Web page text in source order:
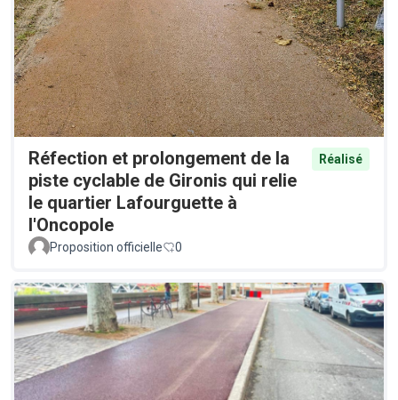
Réfection et prolongement de la
piste cyclable de Gironis qui relie
le quartier Lafourguette à
l'Oncopole
Réalisé
Proposition officielle 0